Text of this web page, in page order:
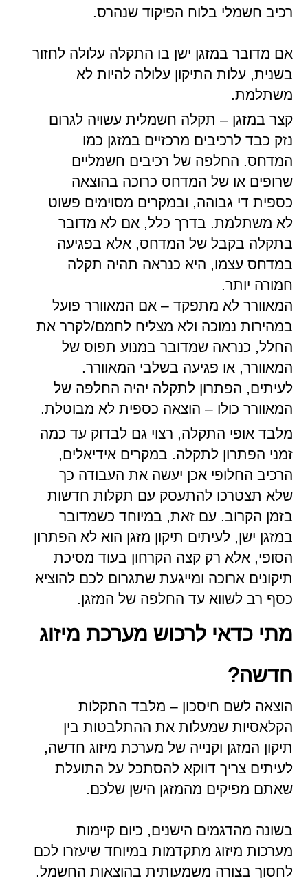
רכיב חשמלי בלוח הפיקוד שנהרס.
אם מדובר במזגן ישן בו התקלה עלולה לחזור
בשנית, עלות התיקון עלולה להיות לא
משתלמת.
קצר במזגן – תקלה חשמלית עשויה לגרום
נזק כבד לרכיבים מרכזיים במזגן כמו
המדחס. החלפה של רכיבים חשמליים
שרופים או של המדחס כרוכה בהוצאה
כספית די גבוהה, ובמקרים מסוימים פשוט
לא משתלמת. בדרך כלל, אם לא מדובר
בתקלה בקבל של המדחס, אלא בפגיעה
במדחס עצמו, היא כנראה תהיה תקלה
חמורה יותר.
המאוורר לא מתפקד – אם המאוורר פועל
במהירות נמוכה ולא מצליח לחמם/לקרר את
החלל, כנראה שמדובר במנוע תפוס של
המאוורר, או פגיעה בשלבי המאוורר.
לעיתים, הפתרון לתקלה יהיה החלפה של
המאוורר כולו – הוצאה כספית לא מבוטלת.
מלבד אופי התקלה, רצוי גם לבדוק עד כמה
זמני הפתרון לתקלה. במקרים אידיאלים,
הרכיב החלופי אכן יעשה את העבודה כך
שלא תצטרכו להתעסק עם תקלות חדשות
בזמן הקרוב. עם זאת, במיוחד כשמדובר
במזגן ישן, לעיתים תיקון מזגן הוא לא הפתרון
הסופי, אלא רק קצה הקרחון בעוד מסיכת
תיקונים ארוכה ומייגעת שתגרום לכם להוציא
כסף רב לשווא עד החלפה של המזגן.
מתי כדאי לרכוש מערכת מיזוג
חדשה?
הוצאה לשם חיסכון – מלבד התקלות
הקלאסיות שמעלות את ההתלבטות בין
תיקון המזגן וקנייה של מערכת מיזוג חדשה,
לעיתים צריך דווקא להסתכל על התועלת
שאתם מפיקים מהמזגן הישן שלכם.
בשונה מהדגמים הישנים, כיום קיימות
מערכות מיזוג מתקדמות במיוחד שיעזרו לכם
לחסוך בצורה משמעותית בהוצאות החשמל.